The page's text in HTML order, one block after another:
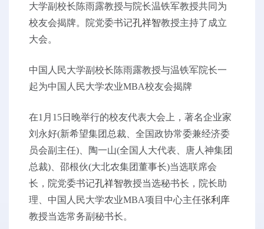
大学副校长陈雨露教授与院长温铁军教授共同为
校友会揭牌。院党委书记孔祥智教授主持了成立
大会。
中国人民大学副校长陈雨露教授与温铁军院长一
起为中国人民大学农业MBA校友会揭牌
在1月15日晚举行的校友代表大会上，著名企业家
刘永好(新希望集团总裁、全国政协常委兼经济委
员会副主任)、陶一山(全国人大代表、唐人神集团
总裁)、邵根伙(大北农集团董事长)当选联席会
长，院党委书记孔祥智教授当选秘书长，院长助
理、中国人民大学农业MBA项目中心主任张利庠
教授当选常务副秘书长。